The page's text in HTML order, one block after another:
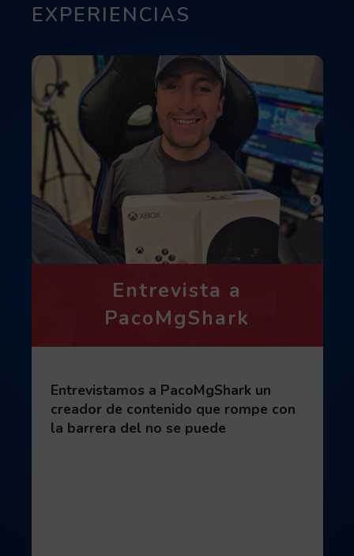
EXPERIENCIAS
Entrevista a
PacoMgShark
Entrevistamos a PacoMgShark un
creador de contenido que rompe con
la barrera del no se puede
Leer más acerca de Entrevista a PacoMgShark